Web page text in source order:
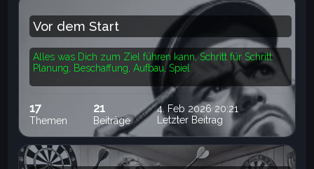
Vor dem Start
Alles was Dich zum Ziel führen kann, Schritt für Schritt:
Planung, Beschaffung, Aufbau, Spiel
17
Themen
21
Beiträge
4. Feb 2026 20:21
Letzter Beitrag